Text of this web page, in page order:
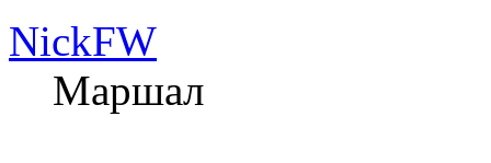
NickFW
Маршал